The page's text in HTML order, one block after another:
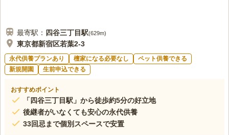
最寄駅： 四谷三丁目駅(629m)
東京都新宿区若葉2-3
永代供養プランあり 檀家になる必要なし
ペット供養できる
新規開園
生前申込できる
おすすめポイント
「四谷三丁目駅」から徒歩約5分の好立地
後継者がいなくても安心の永代供養
33回忌まで個別スペースで安置